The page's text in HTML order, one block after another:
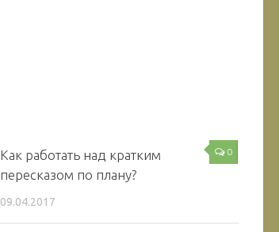
0
Как работать над кратким
пересказом по плану?
09.04.2017